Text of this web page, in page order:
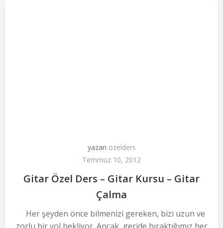
yazarı ozelders
Temmuz 10, 2012
Gitar Özel Ders – Gitar Kursu – Gitar
Çalma
Her şeyden önce bilmenizi gereken, bizi uzun ve